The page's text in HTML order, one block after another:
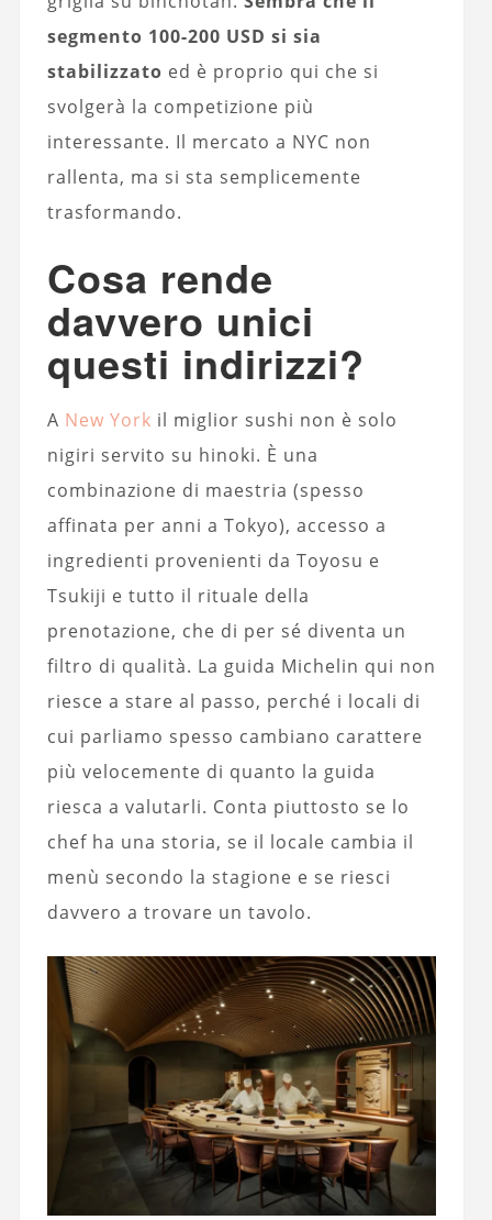
segmento 100-200 USD si sia
stabilizzato ed è proprio qui che si
svolgerà la competizione più
interessante. Il mercato a NYC non
rallenta, ma si sta semplicemente
trasformando.
Cosa rende
davvero unici
questi indirizzi?
A New York il miglior sushi non è solo
nigiri servito su hinoki. È una
combinazione di maestria (spesso
affinata per anni a Tokyo), accesso a
ingredienti provenienti da Toyosu e
Tsukiji e tutto il rituale della
prenotazione, che di per sé diventa un
filtro di qualità. La guida Michelin qui non
riesce a stare al passo, perché i locali di
cui parliamo spesso cambiano carattere
più velocemente di quanto la guida
riesca a valutarli. Conta piuttosto se lo
chef ha una storia, se il locale cambia il
menù secondo la stagione e se riesci
davvero a trovare un tavolo.